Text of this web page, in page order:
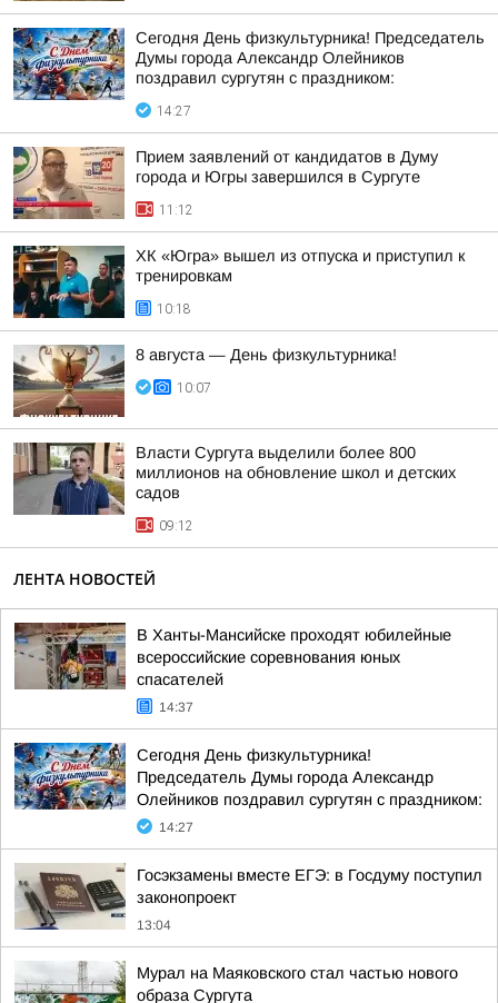
Сегодня День физкультурника! Председатель
Думы города Александр Олейников
поздравил сургутян с праздником:
14:27
Прием заявлений от кандидатов в Думу
города и Югры завершился в Сургуте
11:12
ХК «Югра» вышел из отпуска и приступил к
тренировкам
10:18
8 августа — День физкультурника!
10:07
Власти Сургута выделили более 800
миллионов на обновление школ и детских
садов
09:12
ЛЕНТА НОВОСТЕЙ
В Ханты-Мансийске проходят юбилейные
всероссийские соревнования юных
спасателей
14:37
Сегодня День физкультурника!
Председатель Думы города Александр
Олейников поздравил сургутян с праздником:
14:27
Госэкзамены вместе ЕГЭ: в Госдуму поступил
законопроект
13:04
Мурал на Маяковского стал частью нового
образа Сургута